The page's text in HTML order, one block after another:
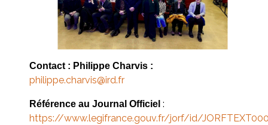
Contact : Philippe Charvis :
philippe.charvis@ird.fr
Référence au Journal Officiel :
https://www.legifrance.gouv.fr/jorf/id/